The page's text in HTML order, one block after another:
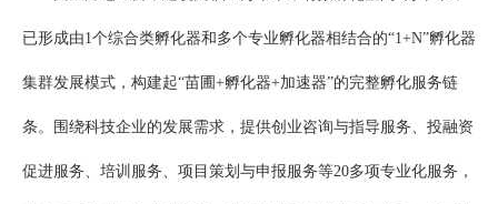
已形成由1个综合类孵化器和多个专业孵化器相结合的“1+N”孵化器
集群发展模式，构建起“苗圃+孵化器+加速器”的完整孵化服务链
条。围绕科技企业的发展需求，提供创业咨询与指导服务、投融资
促进服务、培训服务、项目策划与申报服务等20多项专业化服务，